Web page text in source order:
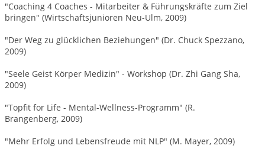
"Coaching 4 Coaches - Mitarbeiter & Führungskräfte zum Ziel
bringen" (Wirtschaftsjunioren Neu-Ulm, 2009)
"Der Weg zu glücklichen Beziehungen" (Dr. Chuck Spezzano,
2009)
"Seele Geist Körper Medizin" - Workshop (Dr. Zhi Gang Sha,
2009)
"Topfit for Life - Mental-Wellness-Programm" (R.
Brangenberg, 2009)
"Mehr Erfolg und Lebensfreude mit NLP" (M. Mayer, 2009)